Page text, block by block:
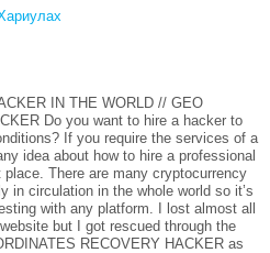
IN THE WORLD // GEO
Do you want to hire a hacker to
If you require the services of a
idea about how to hire a professional
There are many cryptocurrency
in circulation in the whole world so it’s
with any platform. I lost almost all
but I got rescued through the
RECOVERY HACKER as